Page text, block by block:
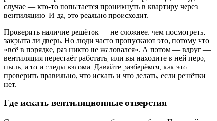
случае — кто-то попытается проникнуть в квартиру через
вентиляцию. И да, это реально происходит.
Проверить наличие решёток — не сложнее, чем посмотреть,
закрыта ли дверь. Но люди часто пропускают это, потому что
«всё в порядке, раз никто не жаловался». А потом — вдруг —
вентиляция перестаёт работать, или вы находите в ней перо,
пыль, а то и следы взлома. Давайте разберёмся, как это
проверить правильно, что искать и что делать, если решётки
нет.
Где искать вентиляционные отверстия